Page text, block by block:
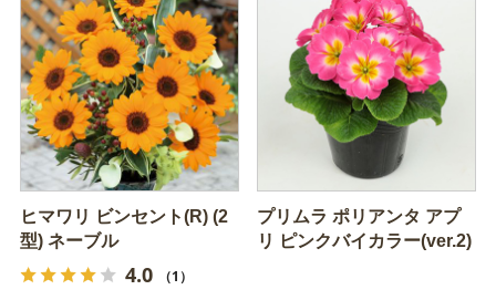
ヒマワリ ビンセント(R) (2
型) ネーブル
4.0 （1）
プリムラ ポリアンタ アプ
リ ピンクバイカラー(ver.2)